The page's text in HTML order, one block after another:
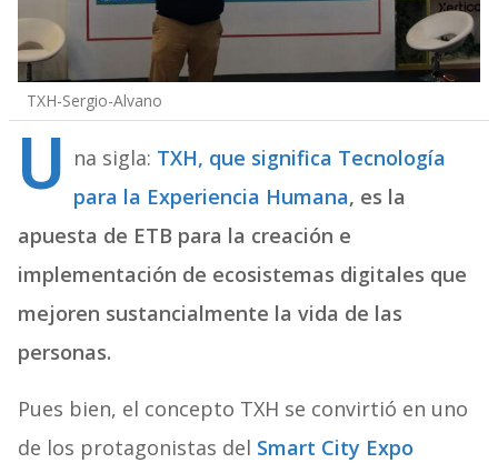
TXH-Sergio-Alvano
U na sigla: TXH, que significa Tecnología
para la Experiencia Humana, es la
apuesta de ETB para la creación e
implementación de ecosistemas digitales que
mejoren sustancialmente la vida de las
personas.
Pues bien, el concepto TXH se convirtió en uno
de los protagonistas del Smart City Expo